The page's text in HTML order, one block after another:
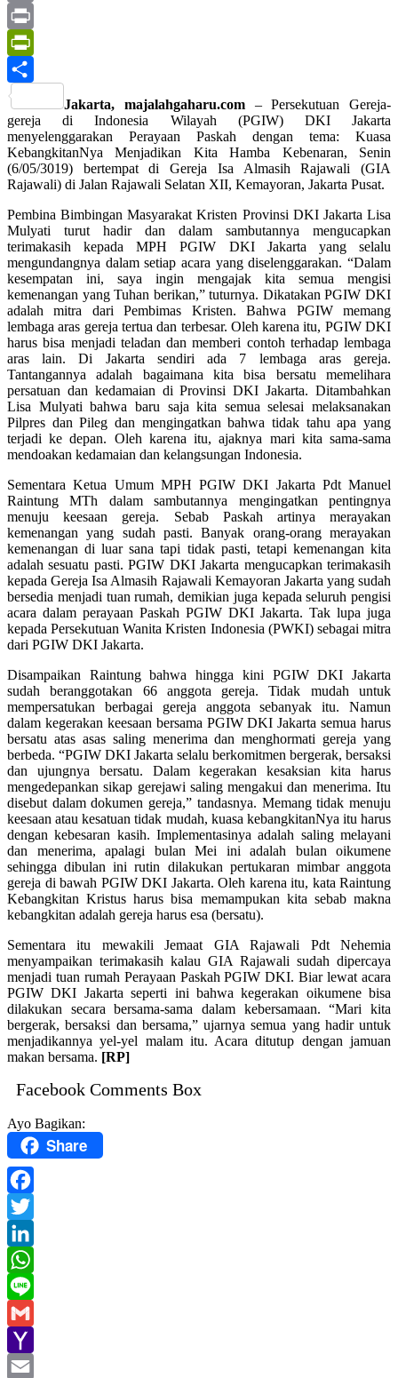
Mail
Email
Print
PrintFriendly
Jakarta, majalahgaharu.com– Persekutuan Gereja-
gereja di Indonesia Wilayah (PGIW) DKI Jakarta
menyelenggarakan Perayaan Paskah dengan tema: Kuasa
KebangkitanNya Menjadikan Kita Hamba Kebenaran, Senin
(6/05/3019) bertempat di Gereja Isa Almasih Rajawali (GIA
Rajawali) di Jalan Rajawali Selatan XII, Kemayoran, Jakarta Pusat.
Pembina Bimbingan Masyarakat Kristen Provinsi DKI Jakarta Lisa
Mulyati turut hadir dan dalam sambutannya mengucapkan
terimakasih kepada MPH PGIW DKI Jakarta yang selalu
mengundangnya dalam setiap acara yang diselenggarakan. “Dalam
kesempatan ini, saya ingin mengajak kita semua mengisi
kemenangan yang Tuhan berikan,” tuturnya. Dikatakan PGIW DKI
adalah mitra dari Pembimas Kristen. Bahwa PGIW memang
lembaga aras gereja tertua dan terbesar. Oleh karena itu, PGIW DKI
harus bisa menjadi teladan dan memberi contoh terhadap lembaga
aras lain. Di Jakarta sendiri ada 7 lembaga aras gereja.
Tantangannya adalah bagaimana kita bisa bersatu memelihara
persatuan dan kedamaian di Provinsi DKI Jakarta. Ditambahkan
Lisa Mulyati bahwa baru saja kita semua selesai melaksanakan
Pilpres dan Pileg dan mengingatkan bahwa tidak tahu apa yang
terjadi ke depan. Oleh karena itu, ajaknya mari kita sama-sama
mendoakan kedamaian dan kelangsungan Indonesia.
Sementara Ketua Umum MPH PGIW DKI Jakarta Pdt Manuel
Raintung MTh dalam sambutannya mengingatkan pentingnya
menuju keesaan gereja. Sebab Paskah artinya merayakan
kemenangan yang sudah pasti. Banyak orang-orang merayakan
kemenangan di luar sana tapi tidak pasti, tetapi kemenangan kita
adalah sesuatu pasti. PGIW DKI Jakarta mengucapkan terimakasih
kepada Gereja Isa Almasih Rajawali Kemayoran Jakarta yang sudah
bersedia menjadi tuan rumah, demikian juga kepada seluruh pengisi
acara dalam perayaan Paskah PGIW DKI Jakarta. Tak lupa juga
kepada Persekutuan Wanita Kristen Indonesia (PWKI) sebagai mitra
dari PGIW DKI Jakarta.
Disampaikan Raintung bahwa hingga kini PGIW DKI Jakarta
sudah beranggotakan 66 anggota gereja. Tidak mudah untuk
mempersatukan berbagai gereja anggota sebanyak itu. Namun
dalam kegerakan keesaan bersama PGIW DKI Jakarta semua harus
bersatu atas asas saling menerima dan menghormati gereja yang
berbeda. “PGIW DKI Jakarta selalu berkomitmen bergerak, bersaksi
dan ujungnya bersatu. Dalam kegerakan kesaksian kita harus
mengedepankan sikap gerejawi saling mengakui dan menerima. Itu
disebut dalam dokumen gereja,” tandasnya. Memang tidak menuju
keesaan atau kesatuan tidak mudah, kuasa kebangkitanNya itu harus
dengan kebesaran kasih. Implementasinya adalah saling melayani
dan menerima, apalagi bulan Mei ini adalah bulan oikumene
sehingga dibulan ini rutin dilakukan pertukaran mimbar anggota
gereja di bawah PGIW DKI Jakarta. Oleh karena itu, kata Raintung
Kebangkitan Kristus harus bisa memampukan kita sebab makna
kebangkitan adalah gereja harus esa (bersatu).
Sementara itu mewakili Jemaat GIA Rajawali Pdt Nehemia
menyampaikan terimakasih kalau GIA Rajawali sudah dipercaya
menjadi tuan rumah Perayaan Paskah PGIW DKI. Biar lewat acara
PGIW DKI Jakarta seperti ini bahwa kegerakan oikumene bisa
dilakukan secara bersama-sama dalam kebersamaan. “Mari kita
bergerak, bersaksi dan bersama,” ujarnya semua yang hadir untuk
menjadikannya yel-yel malam itu. Acara ditutup dengan jamuan
makan bersama. [RP]
Facebook Comments Box
Ayo Bagikan:
Share
Facebook
Twitter
LinkedIn
WhatsApp
Line
Gmail
Yahoo